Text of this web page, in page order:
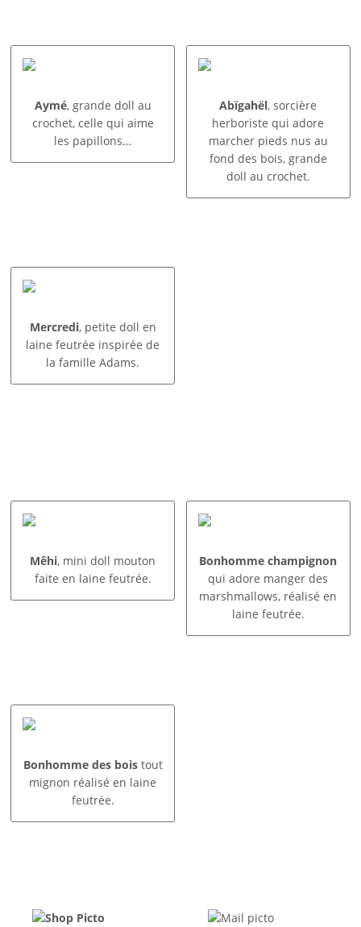
Aymé, grande doll au
crochet, celle qui aime
les papillons…
Abïgahël, sorcière
herboriste qui adore
marcher pieds nus au
fond des bois, grande
doll au crochet.
Mercredi, petite doll en
laine feutrée inspirée de
la famille Adams.
Mêhi, mini doll mouton
faite en laine feutrée.
Bonhomme champignon
qui adore manger des
marshmallows, réalisé en
laine feutrée.
Bonhomme des boistout
mignon réalisé en laine
feutrée.